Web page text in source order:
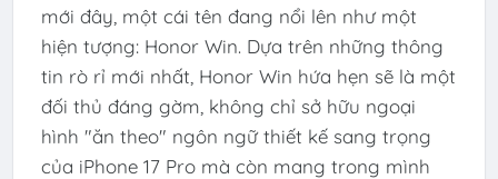
mới đây, một cái tên đang nổi lên như một
hiện tượng: Honor Win. Dựa trên những thông
tin rò rỉ mới nhất, Honor Win hứa hẹn sẽ là một
đối thủ đáng gờm, không chỉ sở hữu ngoại
hình "ăn theo" ngôn ngữ thiết kế sang trọng
của iPhone 17 Pro mà còn mang trong mình